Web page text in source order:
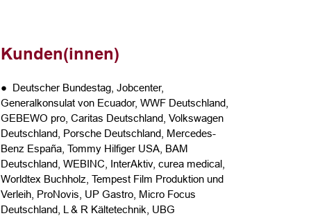
Kunden(innen)
● Deutscher Bundestag, Jobcenter,
Generalkonsulat von Ecuador, WWF Deutschland,
GEBEWO pro, Caritas Deutschland, Volkswagen
Deutschland, Porsche Deutschland, Mercedes-
Benz España, Tommy Hilfiger USA, BAM
Deutschland, WEBINC, InterAktiv, curea medical,
Worldtex Buchholz, Tempest Film Produktion und
Verleih, ProNovis, UP Gastro, Micro Focus
Deutschland, L & R Kältetechnik, UBG